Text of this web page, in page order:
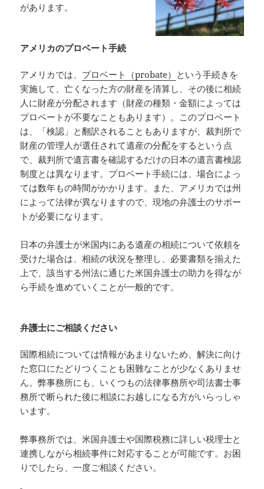
があります。
アメリカのプロベート手続
アメリカでは、 プロベート（probate） という手続きを
実施して、亡くなった方の財産を清算し、その後に相続
人に財産が分配されます（財産の種類・金額によっては
プロベートが不要なこともあります）。このプロベート
は、「検認」と翻訳されることもありますが、裁判所で
財産の管理人が選任されて遺産の分配をするという点
で、裁判所で遺言書を確認するだけの日本の遺言書検認
制度とは異なります。プロベート手続には、場合によっ
ては数年もの時間がかかります。また、アメリカでは州
によって法律が異なりますので、現地の弁護士のサポー
トが必要になります。
日本の弁護士が米国内にある遺産の相続について依頼を
受けた場合は、相続の状況を整理し、必要書類を揃えた
上で、該当する州法に通じた米国弁護士の助力を得なが
ら手続を進めていくことが一般的です。
弁護士にご相談ください
国際相続については情報があまりないため、解決に向け
た窓口にたどりつくことも困難なことが少なくありませ
ん。弊事務所にも、いくつもの法律事務所や司法書士事
務所で断られた後に相談にお越しになる方がいらっしゃ
います。
弊事務所では、米国弁護士や国際税務に詳しい税理士と
連携しながら相続事件に対応することが可能です。お困
りでしたら、一度ご相談ください。